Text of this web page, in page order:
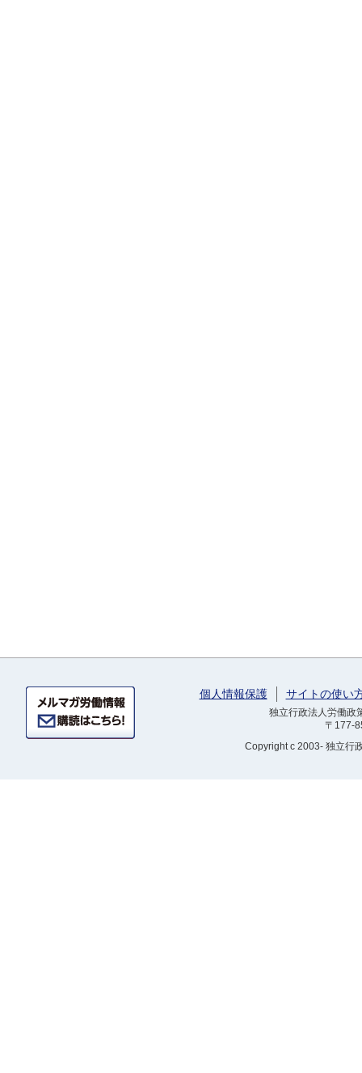
個人情報保護 サイトの使い
独立行政法人労働
〒177-
Copyrightc 2003- 独立行